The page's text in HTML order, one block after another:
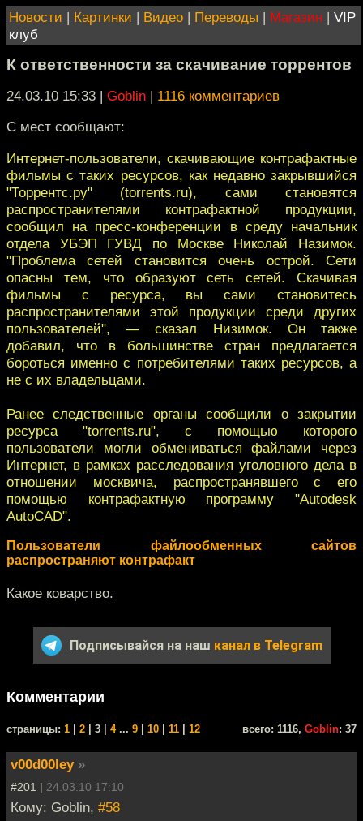
Новости | Картинки | Видео | Переводы | Магазин | VIP
клуб
К ответственности за скачивание торрентов
24.03.10 15:33 | Goblin | 1116 комментариев
C мест сообщают:
Интернет-пользователи, скачивающие контрафактные
фильмы с таких ресурсов, как недавно закрывшийся
"Торрентс.ру" (torrents.ru), сами становятся
распространителями контрафактной продукции,
сообщил на пресс-конференции в среду начальник
отдела УБЭП ГУВД по Москве Николай Назимок.
"Проблема сетей становится очень острой. Сети
опасны тем, что образуют сеть сетей. Скачивая
фильмы с ресурса, вы сами становитесь
распространителями этой продукции среди других
пользователей", — сказал Низимок. Он также
добавил, что в большинстве стран предлагается
бороться именно с потребителями таких ресурсов, а
не с их владельцами.
Ранее следственные органы сообщили о закрытии
ресурса "torrents.ru", с помощью которого
пользователи могли обмениваться файлами через
Интернет, в рамках расследования уголовного дела в
отношении москвича, распространявшего с его
помощью контрафактную программу "Autodesk
AutoCAD".
Пользователи файлообменных сайтов
распространяют контрафакт
Какое коварство.
Подписывайся на наш канал в Telegram
Комментарии
cтраницы: 1 2 | 3 | 4... 9 10 11 12 всего: 1116, Goblin: 37
v00d00ley »
#201 | 24.03.10 17:10
Кому: Goblin, #58